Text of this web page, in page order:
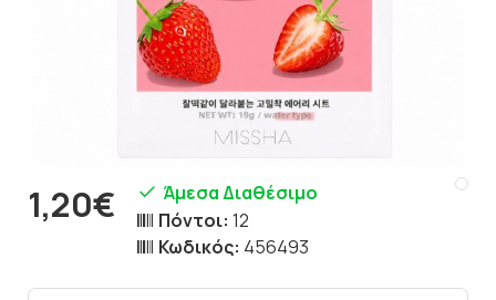
1,20€
Άμεσα Διαθέσιμο
Πόντοι: 12
Κωδικός: 456493